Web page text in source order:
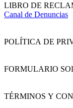
LIBRO DE
Canal de Denuncias
POLÍTICA DE
FORMULARIO
TÉRMINOS Y